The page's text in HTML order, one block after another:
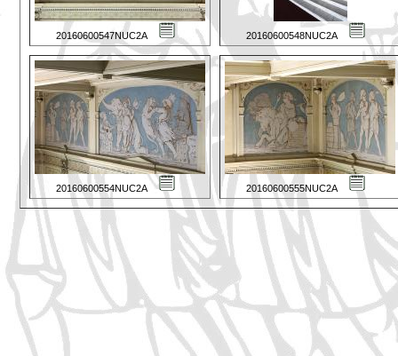
20160600547NUC2A 20160600548NUC2A
20160600554NUC2A 20160600555NUC2A